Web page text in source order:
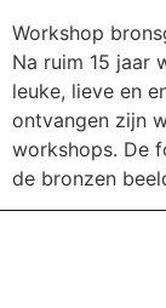
Workshop
Na ruim 15 jaar
leuke, lieve en
ontvangen zijn
workshops. De
de bronzen